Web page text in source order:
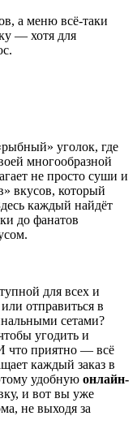
а меню всё-таки
— хотя для
уголок, где
многообразной
не просто суши и
вкусов, который
каждый найдёт
до фанатов
для всех и
отправиться в
сетами?
угодить и
что приятно — всё
каждый заказ в
удобную онлайн-
и вот вы уже
не выходя за